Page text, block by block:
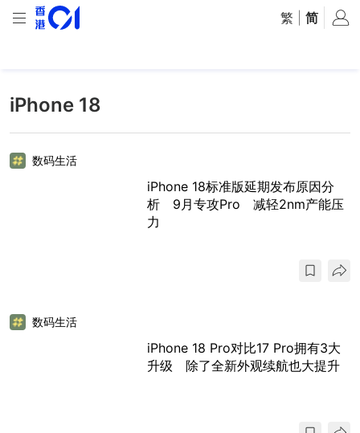
繁 简
iPhone 18
数码生活
iPhone 18标准版延期发布原因分
析 9月专攻Pro 减轻2nm产能压
力
数码生活
iPhone 18 Pro对比17 Pro拥有3大
升级 除了全新外观续航也大提升